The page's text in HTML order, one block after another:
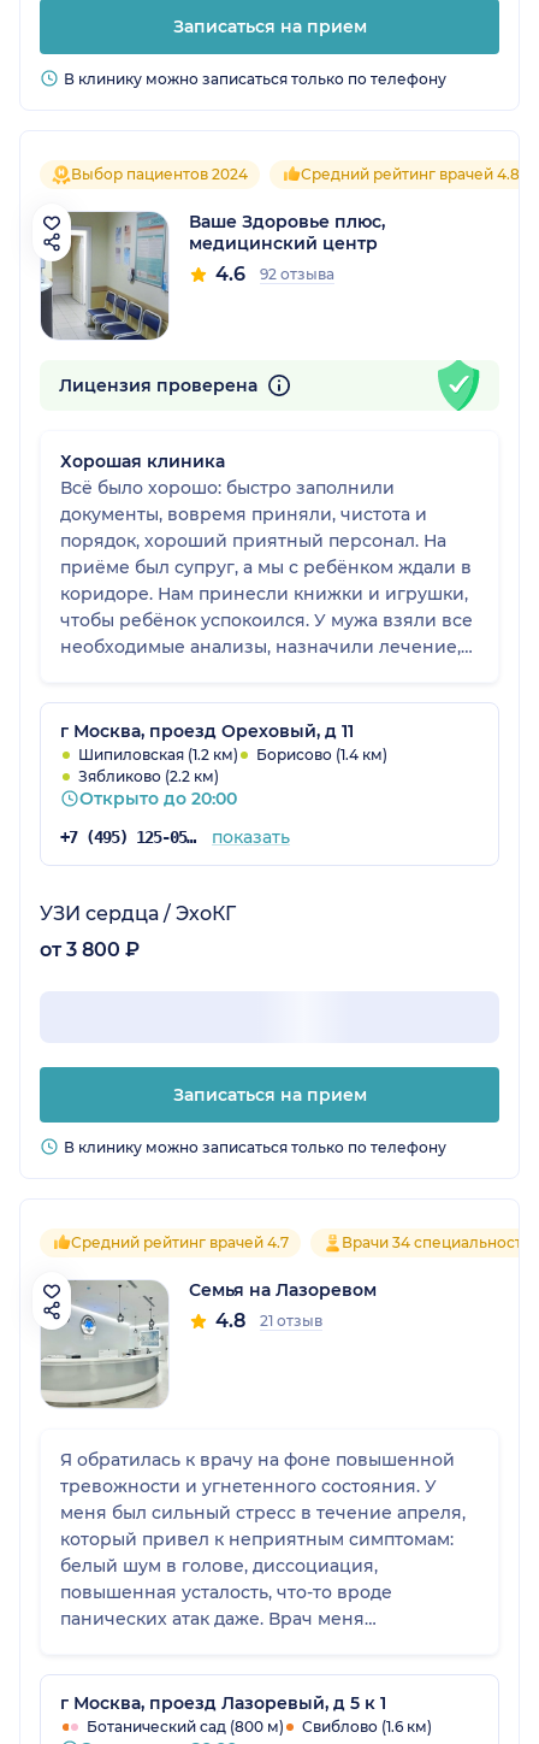
Записаться на прием
В клинику можно записаться только по телефону
Выбор пациентов 2024 Средний рейтинг врачей 4.8
Ваше Здоровье плюс,
медицинский центр
4.6 92 отзыва
Лицензия проверена
Хорошая клиника
Всё было хорошо: быстро заполнили
документы, вовремя приняли, чистота и
порядок, хороший приятный персонал. На
приёме был супруг, а мы с ребёнком ждали в
коридоре. Нам принесли книжки и игрушки,
чтобы ребёнок успокоился. У мужа взяли все
необходимые анализы, назначили лечение,
дальнейшего осмотра. В результате терапии
муж выздоровел. Клинику рекомендуем.
г Москва, проезд Ореховый, д 11
Шипиловская (1.2 км)
Борисово (1.4 км)
Зябликово (2.2 км)
Открыто до 20:00
+7 (495) 125-05-32 показать
УЗИ сердца / ЭхоКГ
от 3 800 ₽
Записаться на прием
В клинику можно записаться только по телефону
Средний рейтинг врачей 4.7 Врачи 34
Семья на Лазоревом
4.8 21 отзыв
Я обратилась к врачу на фоне повышенной
тревожности и угнетенного состояния. У
меня был сильный стресс в течение апреля,
который привел к неприятным симптомам:
белый шум в голове, диссоциация,
повышенная усталость, что-то вроде
панических атак даже. Врач меня
анкету и назначила лечение в несколько
этапов: сначала - минимальная терапия,
далее - препараты для поддержки сна и
г Москва, проезд Лазоревый, д 5 к 1
Ботанический сад (800 м) Свиблово (1.6 км)